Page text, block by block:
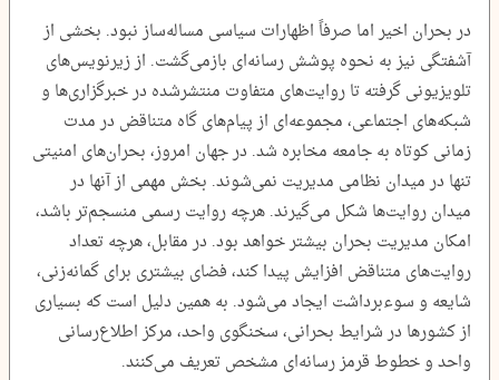
در بحران اخیر اما صرفاً اظهارات سیاسی مساله‌ساز نبود. بخشی از
آشفتگی نیز به نحوه پوشش رسانه‌ای بازمی‌گشت. از زیرنویس‌های
تلویزیونی گرفته تا روایت‌های متفاوت منتشرشده در خبرگزاری‌ها و
شبکه‌های اجتماعی، مجموعه‌ای از پیام‌های گاه متناقض در مدت
زمانی کوتاه به جامعه مخابره شد. در جهان امروز، بحران‌های امنیتی
تنها در میدان نظامی مدیریت نمی‌شوند. بخش مهمی از آنها در
میدان روایت‌ها شکل می‌گیرند. هرچه روایت رسمی منسجم‌تر باشد،
امکان مدیریت بحران بیشتر خواهد بود. در مقابل، هرچه تعداد
روایت‌های متناقض افزایش پیدا کند، فضای بیشتری برای گمانه‌زنی،
شایعه و سوءبرداشت ایجاد می‌شود. به همین دلیل است که بسیاری
از کشورها در شرایط بحرانی، سخنگوی واحد، مرکز اطلاع‌رسانی
واحد و خطوط قرمز رسانه‌ای مشخص تعریف می‌کنند.